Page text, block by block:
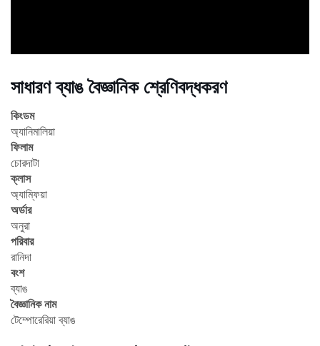
সাধারণ ব্যাঙ বৈজ্ঞানিক শ্রেণিবদ্ধকরণ
কিংডম
অ্যানিমালিয়া
ফিলাম
চোরদাটা
ক্লাস
অ্যাম্ফিয়া
অর্ডার
অনুরা
পরিবার
রানিদা
বংশ
ব্যাঙ
বৈজ্ঞানিক নাম
টেম্পোরেরিয়া ব্যাঙ